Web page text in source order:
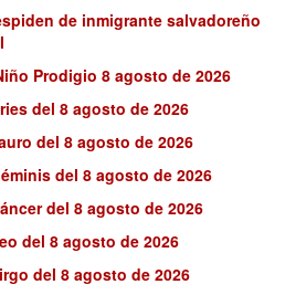
de inmigrante salvadoreño
Prodigio 8 agosto de 2026
del 8 agosto de 2026
del 8 agosto de 2026
del 8 agosto de 2026
del 8 agosto de 2026
del 8 agosto de 2026
del 8 agosto de 2026